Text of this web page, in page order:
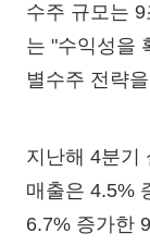
수주 규모는
는 "수익성을
별수주 전략
지난해 4분기
매출은 4.5%
6.7% 증가한